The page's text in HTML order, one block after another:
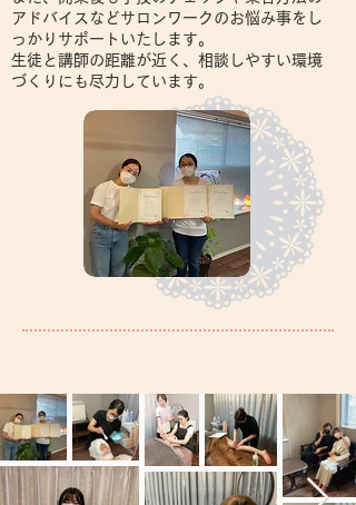
アドバイスなどサロンワークのお悩み事をし
っかりサポートいたします。
生徒と講師の距離が近く、相談しやすい環境
づくりにも尽力しています。